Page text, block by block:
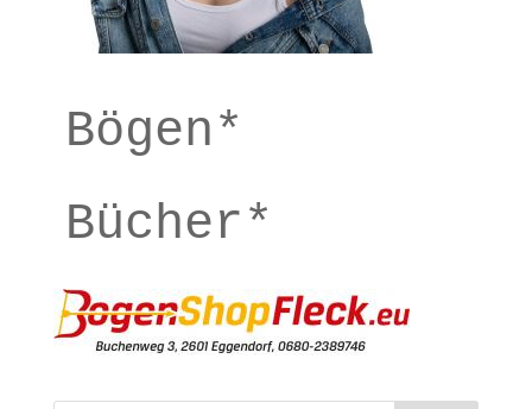
Bögen*
Bücher*